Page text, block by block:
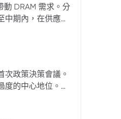
DRAM 需求。分
期內，在供應受
次政策決策會議。
的中心地位。他
基本面的關注。